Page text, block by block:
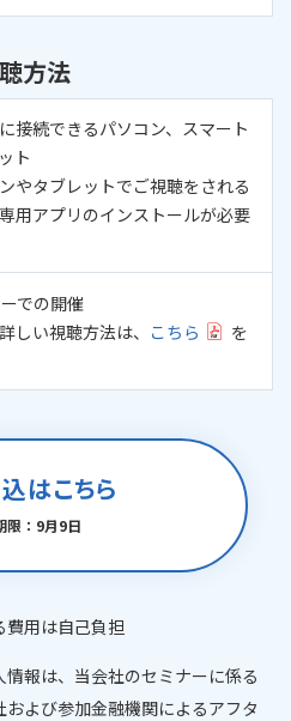
方法
接続できるパソコン、スマート
ト
やタブレットでご視聴をされる
用アプリのインストールが必要
での開催
しい視聴方法は、 こちら
を
はこちら
限：9月9日
費用は自己負担
報は、当会社のセミナーに係る
よび参加金融機関によるアフタ